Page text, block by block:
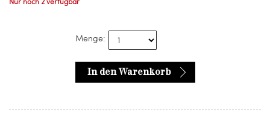
Menge:
In den Warenkorb